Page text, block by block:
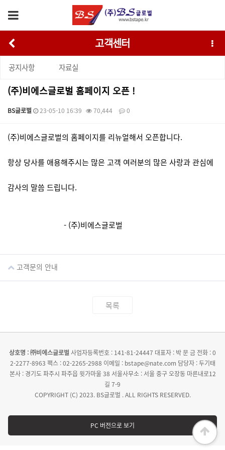
고객센터
공지사항 자료실
(주)비에스글로벌 홈페이지 오픈 !
BS글로벌 23-05-10 16:39 70,444 0
본문
(주)비에스글로벌의 홈페이지를 리뉴얼해서 오픈합니다.
항상 당사를 애용해주시는 많은 고객 여러분의 많은 사랑과 관심에
감사의 말씀 드립니다.
- (주)비에스글로벌
고객문의 안내
목록
상호명 : ㈜비에스글로벌 사업자등록번호 : 141-81-24447 대표자 : 박 문 금 전화 : 0
2-2277-8963 팩스 : 02-2265-2988 이메일 : bstape@nate.com 담당자 : 두기태
본사 : 경기도 파주시 파주읍 윗가마울 38 서울사무소 : 서울 중구 오장동 마른내로12
길 7-9
COPYRIGHT (C) 2023. BS글로벌 . ALL RIGHTS RESERVED.
PC 버전으로 보기